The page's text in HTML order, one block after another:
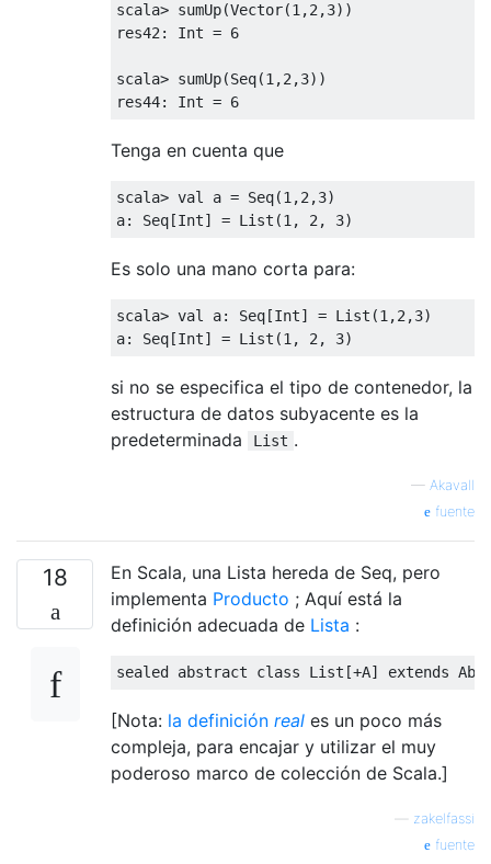
scala> sumUp(Vector(1 ,2 ,3))
res42 : Int = 6
scala> sumUp(Seq(1 ,2 ,3))
res44: Int = 6
Tenga en cuenta que
scala> val a = Seq(1 ,2 ,3)
a: Seq [Int] = List (1 , 2 , 3)
Es solo una mano corta para:
scala> val a: Seq [Int] = List (1 ,2 ,3)
a: Seq [Int] = List (1 , 2 , 3)
si no se especifica el tipo de contenedor, la
estructura de datos subyacente es la
predeterminada
List .
— Akavall
fuente
18
En Scala, una Lista hereda de Seq, pero
implementa Producto ; Aquí está la
definición adecuada de Lista :
sealed abstract class List [+A] extends
[Nota: la definición real es un poco más
compleja, para encajar y utilizar el muy
poderoso marco de colección de Scala.]
zakelfassi
fuente